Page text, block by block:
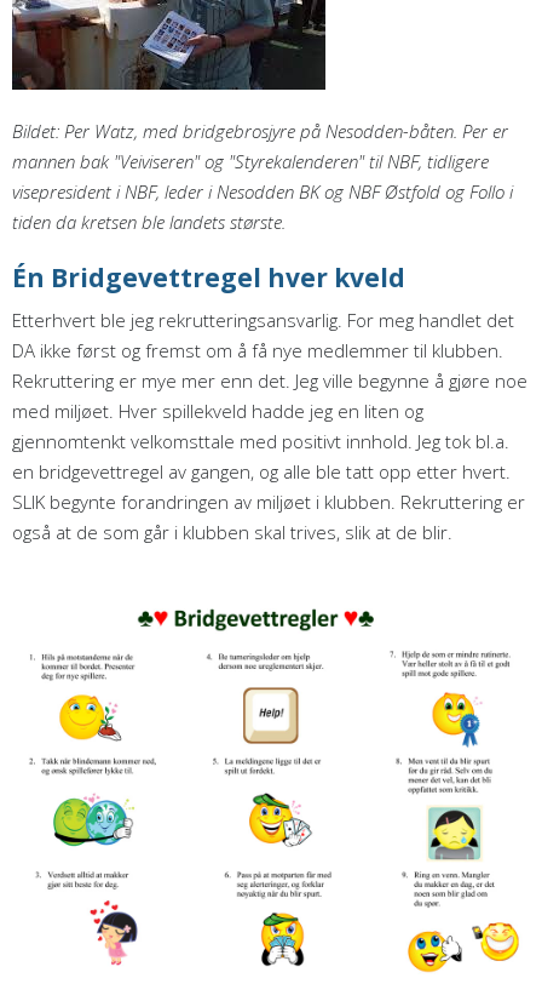
Bildet: Per Watz, med bridgebrosjyre på Nesodden-båten. Per er
mannen bak "Veiviseren" og "Styrekalenderen" til NBF, tidligere
visepresident i NBF, leder i Nesodden BK og NBF Østfold og Follo i
tiden da kretsen ble landets største.
Én Bridgevettregel hver kveld
Etterhvert ble jeg rekrutteringsansvarlig. For meg handlet det
DA ikke først og fremst om å få nye medlemmer til klubben.
Rekruttering er mye mer enn det. Jeg ville begynne å gjøre noe
med miljøet. Hver spillekveld hadde jeg en liten og
gjennomtenkt velkomsttale med positivt innhold. Jeg tok bl.a.
en bridgevettregel av gangen, og alle ble tatt opp etter hvert.
SLIK begynte forandringen av miljøet i klubben. Rekruttering er
også at de som går i klubben skal trives, slik at de blir.